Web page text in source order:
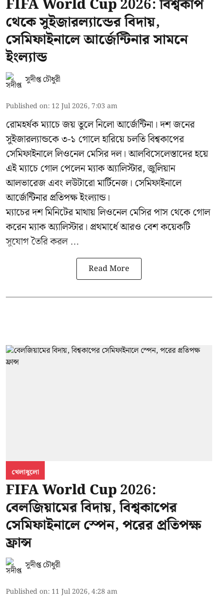
FIFA World Cup 2026: বিশ্বকাপ
থেকে সুইজারল্যান্ডের বিদায়,
সেমিফাইনালে আর্জেন্টিনার সামনে
ইংল্যান্ড
সুদীপ্ত চৌধুরী
Published on: 12 Jul 2026, 7:03 am
রোমহর্ষক ম্যাচে জয় তুলে নিলো আর্জেন্টিনা। দশ জনের
সুইজারল্যান্ডকে ৩-১ গোলে হারিয়ে চলতি বিশ্বকাপের
সেমিফাইনালে লিওনেল মেসির দল। আলবিসেলেস্তাদের হয়ে
এই ম্যাচে গোল পেলেন ম্যাক অ্যালিস্টার, জুলিয়ান
আলভারেজ এবং লউটারো মার্টিনেজ। সেমিফাইনালে
আর্জেন্টিনার প্রতিপক্ষ ইংল্যান্ড।
ম্যাচের দশ মিনিটের মাথায় লিওনেল মেসির পাস থেকে গোল
করেন ম্যাক অ্যালিস্টার। প্রথমার্ধে আরও বেশ কয়েকটি
সুযোগ তৈরি করল ...
Read More
খেলাধুলো
FIFA World Cup 2026:
বেলজিয়ামের বিদায়, বিশ্বকাপের
সেমিফাইনালে স্পেন, পরের প্রতিপক্ষ
ফ্রান্স
সুদীপ্ত চৌধুরী
Published on: 11 Jul 2026, 4:28 am